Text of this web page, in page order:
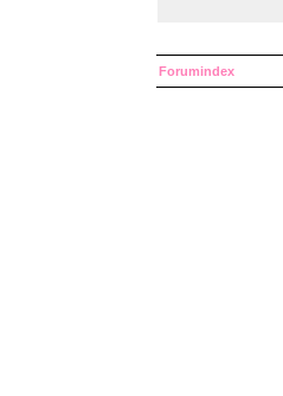
Forumindex